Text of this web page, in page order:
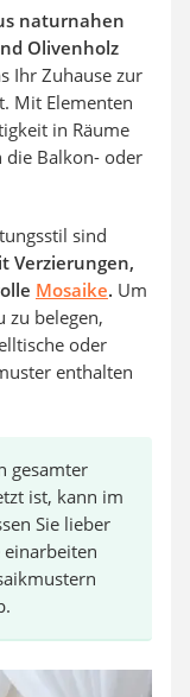
naturnahen
Olivenholz
Ihr Zuhause zur
Mit Elementen
in Räume
die Balkon- oder
sind
Verzierungen,
Mosaike. Um
zu belegen,
oder
enthalten
gesamter
ist, kann im
Sie lieber
einarbeiten